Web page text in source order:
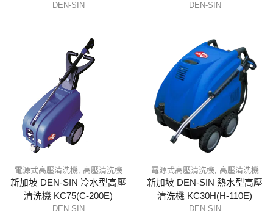
DEN-SIN DEN-SIN
電源式高壓清洗機, 高壓清洗機
新加坡 DEN-SIN 冷水型高壓
清洗機 KC75(C-200E)
DEN-SIN
電源式高壓清洗機, 高壓清洗機
新加坡 DEN-SIN 熱水型高壓
清洗機 KC30H(H-110E)
DEN-SIN